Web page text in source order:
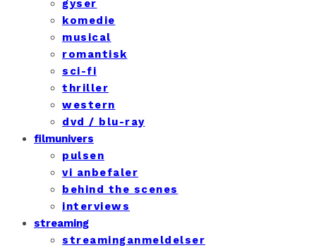
gyser
komedie
musical
romantisk
sci-fi
thriller
western
dvd / blu-ray
filmunivers
pulsen
vi anbefaler
behind the scenes
interviews
streaming
streaminganmeldelser